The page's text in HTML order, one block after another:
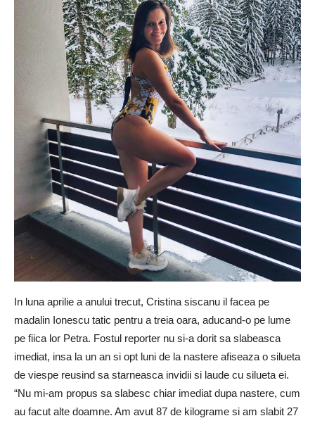
In luna aprilie a anului trecut, Cristina siscanu il facea pe
madalin Ionescu tatic pentru a treia oara, aducand-o pe lume
pe fiica lor Petra. Fostul reporter nu si-a dorit sa slabeasca
imediat, insa la un an si opt luni de la nastere afiseaza o silueta
de viespe reusind sa starneasca invidii si laude cu silueta ei.
“Nu mi-am propus sa slabesc chiar imediat dupa nastere, cum
au facut alte doamne. Am avut 87 de kilograme si am slabit 27